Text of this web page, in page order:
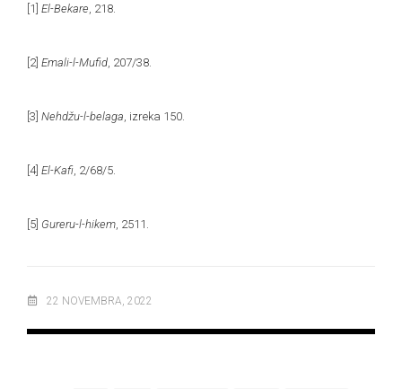
[1] El-Bekare , 218.
[2] Emali-l-Mufid , 207/38.
[3] Nehdžu-l-belaga , izreka 150.
[4] El-Kafi , 2/68/5.
[5] Gureru-l-hikem , 2511.
22 NOVEMBRA, 2022